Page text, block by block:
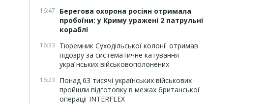
16:47
Берегова охорона росіян отримала
пробоїни: у Криму уражені 2 патрульні
кораблі
16:33
Тюремник Суходільської колонії отримав
підозру за систематичне катування
українських військовополонених
16:23
Понад 63 тисячі українських військових
пройшли підготовку в межах британської
операції INTERFLEX